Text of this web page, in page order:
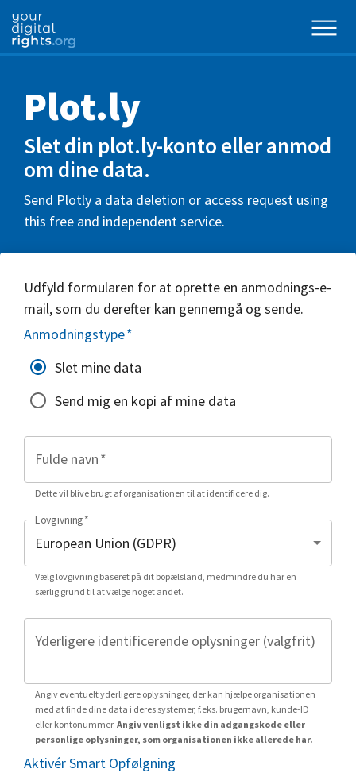
Plot.ly
Slet din plot.ly-konto eller anmod
om dine data.
Send Plotly a data deletion or access request using
this free and independent service.
Udfyld formularen for at oprette en anmodnings-e-
mail, som du derefter kan gennemgå og sende.
Anmodningstype*
Slet mine data
Send mig en kopi af mine data
Fulde navn*
Dette vil blive brugt af organisationen til at identificere dig.
Lovgivning*
Vælg lovgivning baseret på dit bopælsland, medmindre du har en
særlig grund til at vælge noget andet.
Yderligere identificerende oplysninger (valgfrit)
Angiv eventuelt yderligere oplysninger, der kan hjælpe organisationen
med at finde dine data i deres systemer, f.eks. brugernavn, kunde-ID
eller kontonummer. Angiv venligst ikke din adgangskode eller
personlige oplysninger, som organisationen ikke allerede har.
Aktivér Smart Opfølgning